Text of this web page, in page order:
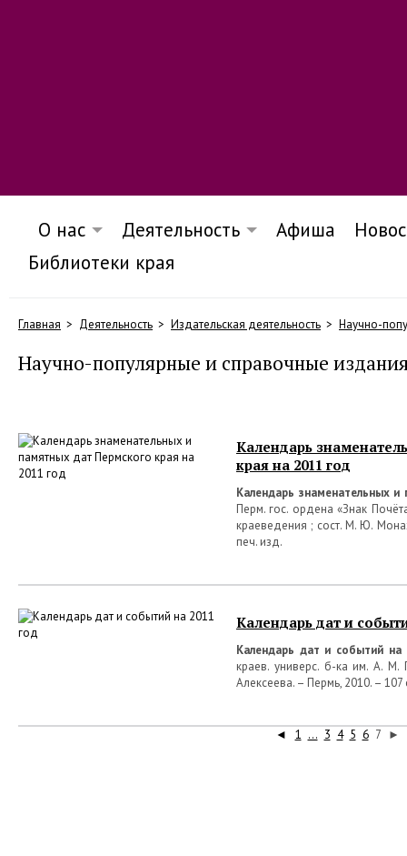
О нас Деятельность Афиша
Библиотеки края
Главная Деятельность Издательская деятельность Научно-
Научно-популярные и справочные
Календарь
края на 2011 год
Календарь знаменательных
Перм. гос. ордена «Знак
краеведения ; сост. М. Ю.
печ. изд.
Календарь дат и
Календарь дат и событий
краев. универс. б-ка им. А. М.
Алексеева. – Пермь, 2010. –
◄ 1 ... 3 4 5 6 7 ►